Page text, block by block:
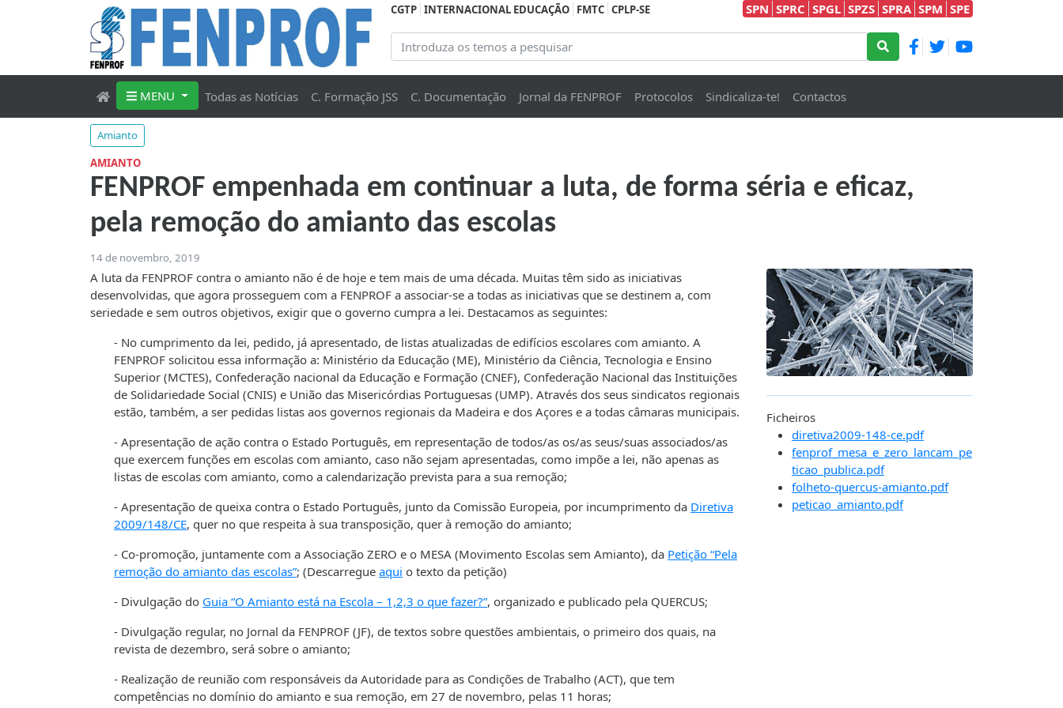
CGTP INTERNACIONAL EDUCAÇÃO FMTC CPLP-SE SPN SPRC SPGL SPZS SPRA SPM SPE
MENU Todas as Notícias C. Formação JSS C. Documentação Jornal da FENPROF Protocolos Sindicaliza-te! Contactos
Amianto
AMIANTO
FENPROF empenhada em continuar a luta, de forma séria e eficaz,
pela remoção do amianto das escolas
14 de novembro, 2019
A luta da FENPROF contra o amianto não é de hoje e tem mais de uma década. Muitas têm sido as iniciativas
desenvolvidas, que agora prosseguem com a FENPROF a associar-se a todas as iniciativas que se destinem a, com
seriedade e sem outros objetivos, exigir que o governo cumpra a lei. Destacamos as seguintes:
- No cumprimento da lei, pedido, já apresentado, de listas atualizadas de edifícios escolares com amianto. A
FENPROF solicitou essa informação a: Ministério da Educação (ME), Ministério da Ciência, Tecnologia e Ensino
Superior (MCTES), Confederação nacional da Educação e Formação (CNEF), Confederação Nacional das Instituições
de Solidariedade Social (CNIS) e União das Misericórdias Portuguesas (UMP). Através dos seus sindicatos regionais
estão, também, a ser pedidas listas aos governos regionais da Madeira e dos Açores e a todas câmaras municipais.
- Apresentação de ação contra o Estado Português, em representação de todos/as os/as seus/suas associados/as
que exercem funções em escolas com amianto, caso não sejam apresentadas, como impõe a lei, não apenas as
listas de escolas com amianto, como a calendarização prevista para a sua remoção;
- Apresentação de queixa contra o Estado Português, junto da Comissão Europeia, por incumprimento da Diretiva
2009/148/CE, quer no que respeita à sua transposição, quer à remoção do amianto;
- Co-promoção, juntamente com a Associação ZERO e o MESA (Movimento Escolas sem Amianto), da Petição “Pela
remoção do amianto das escolas”; (Descarregue aqui o texto da petição)
- Divulgação do Guia “O Amianto está na Escola – 1,2,3 o que fazer?”, organizado e publicado pela QUERCUS;
- Divulgação regular, no Jornal da FENPROF (JF), de textos sobre questões ambientais, o primeiro dos quais, na
revista de dezembro, será sobre o amianto;
- Realização de reunião com responsáveis da Autoridade para as Condições de Trabalho (ACT), que tem
competências no domínio do amianto e sua remoção, em 27 de novembro, pelas 11 horas;
Ficheiros
diretiva2009-148-ce.pdf
fenprof_mesa_e_zero_lancam_pe
ticao_publica.pdf
folheto-quercus-amianto.pdf
peticao_amianto.pdf